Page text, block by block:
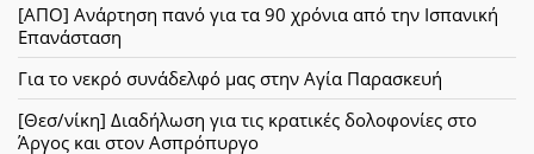
[ΑΠΟ] Ανάρτηση πανό για τα 90 χρόνια από την Ισπανική
Επανάσταση
Για το νεκρό συνάδελφό μας στην Αγία Παρασκευή
[Θεσ/νίκη] Διαδήλωση για τις κρατικές δολοφονίες στο
Άργος και στον Ασπρόπυργο